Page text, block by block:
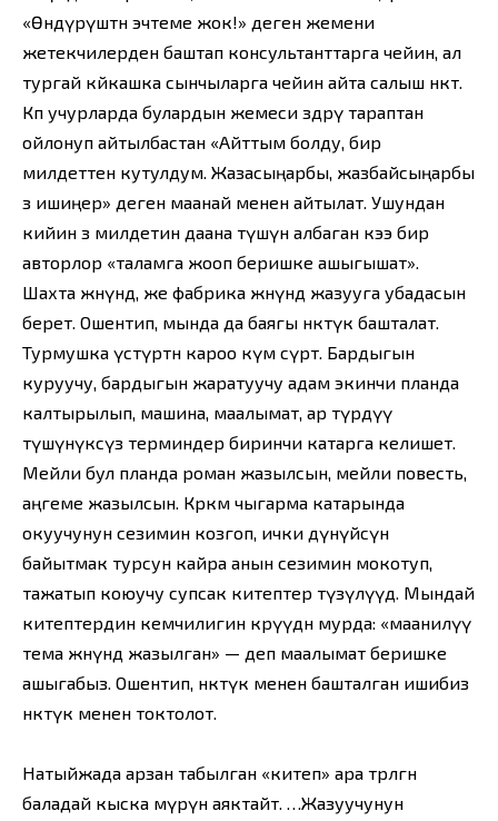
«Өндүрүштөн эчтеме жок!» деген жемени
жетекчилерден баштап консультанттарга чейин, ал
тургай көйкашка сынчыларга чейин айта салыш өнөкөт.
Көп учурларда булардын жемеси өздөрү тараптан
ойлонуп айтылбастан «Айттым болду, бир
милдеттен кутулдум. Жазасыңарбы, жазбайсыңарбы
өз ишиңер» деген маанай менен айтылат. Ушундан
кийин өз милдетин даана түшүнө албаган кээ бир
авторлор «таламга жооп беришке ашыгышат».
Шахта жөнүндө, же фабрика жөнүндө жазууга убадасын
берет. Ошентип, мында да баягы өнөктүк башталат.
Турмушка үстүртөн кароо өкүм сүрөт. Бардыгын
куруучу, бардыгын жаратуучу адам экинчи планда
калтырылып, машина, маалымат, ар түрдүү
түшүнүксүз терминдер биринчи катарга келишет.
Мейли бул планда роман жазылсын, мейли повесть,
аңгеме жазылсын. Көркөм чыгарма катарында
окуучунун сезимин козгоп, ички дүнүйөсүн
байытмак турсун кайра анын сезимин мокотуп,
тажатып коюучу супсак китептер түзүлүүдө. Мындай
китептердин кемчилигин көрүүдөн мурда: «маанилүү
тема жөнүндө жазылган» — деп маалымат беришке
ашыгабыз. Ошентип, өнөктүк менен башталган ишибиз
өнөктүк менен токтолот.
Натыйжада арзан табылган «китеп» ара төрөлгөн
баладай кыска өмүрүн аяктайт. …Жазуучунун